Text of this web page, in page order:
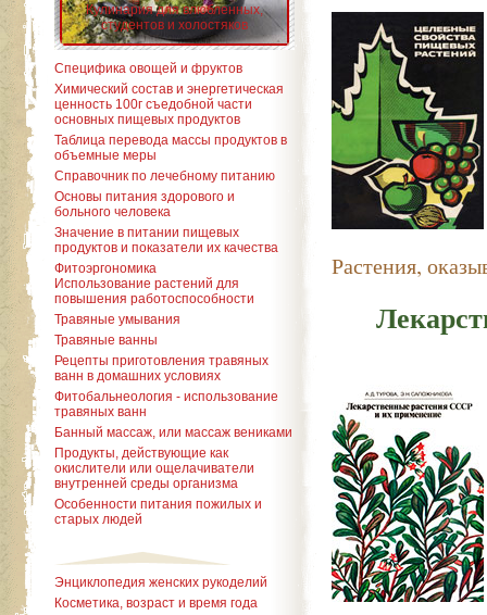
Растения,
Кулинария для влюбленных,
студентов и холостяков
Специфика овощей и фруктов
Химический состав и энергетическая
ценность 100г съедобной части
основных пищевых продуктов
Таблица перевода массы продуктов в
объемные меры
Справочник по лечебному питанию
Основы питания здорового и
больного человека
Значение в питании пищевых
продуктов и показатели их качества
Фитоэргономика
Использование растений для
повышения работоспособности
Травяные умывания
Травяные ванны
Рецепты приготовления травяных
ванн в домашних условиях
Фитобальнеология - использование
травяных ванн
Банный массаж, или массаж вениками
Продукты, действующие как
окислители или ощелачиватели
внутренней среды организма
Особенности питания пожилых и
старых людей
Энциклопедия женских рукоделий
Косметика, возраст и время года